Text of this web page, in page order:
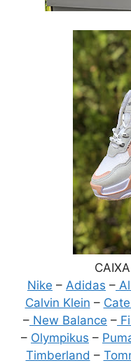
Nike – Adidas –
Calvin Klein –
– New Balance –
– Olympikus –
Timberland –